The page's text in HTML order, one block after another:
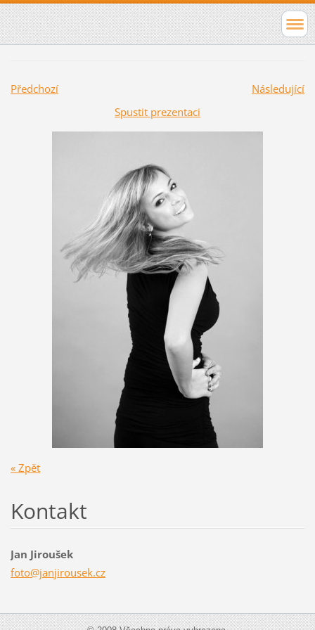
Předchozí
Následující
Spustit prezentaci
« Zpět
Kontakt
Jan Jiroušek
foto@janjirousek.cz